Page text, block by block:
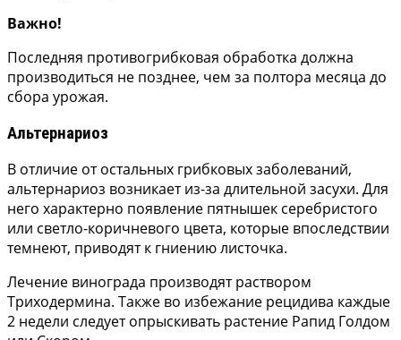
Важно!
Последняя противогрибковая обработка должна
производиться не позднее, чем за полтора месяца до
сбора урожая.
Альтернариоз
В отличие от остальных грибковых заболеваний,
альтернариоз возникает из-за длительной засухи. Для
него характерно появление пятнышек серебристого
или светло-коричневого цвета, которые впоследствии
темнеют, приводят к гниению листочка.
Лечение винограда производят раствором
Триходермина. Также во избежание рецидива каждые
2 недели следует опрыскивать растение Рапид Голдом